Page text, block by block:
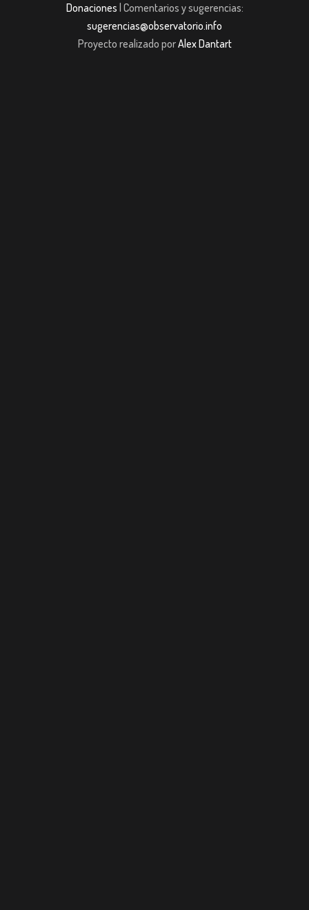
Donaciones | Comentarios y sugerencias:
sugerencias@observatorio.info
Proyecto realizado porAlex Dantart